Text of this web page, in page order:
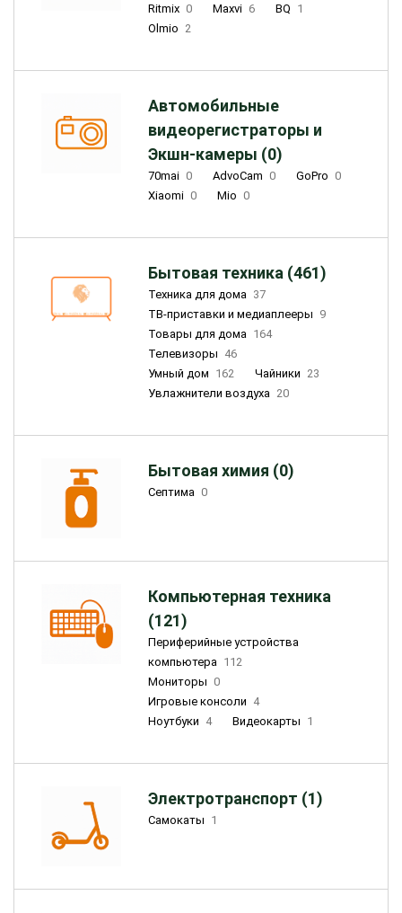
Ritmix 0 Maxvi 6 BQ 1
Olmio 2
Автомобильные
видеорегистраторы и
Экшн-камеры (0)
70mai 0 AdvoCam 0 GoPro 0
Xiaomi 0 Mio 0
Бытовая техника (461)
Техника для дома 37
ТВ-приставки и медиаплееры 9
Товары для дома 164
Телевизоры 46
Умный дом 162 Чайники 23
Увлажнители воздуха 20
Бытовая химия (0)
Септима 0
Компьютерная техника
(121)
Периферийные устройства
компьютера 112
Мониторы 0
Игровые консоли 4
Ноутбуки 4 Видеокарты 1
Электротранспорт (1)
Самокаты 1